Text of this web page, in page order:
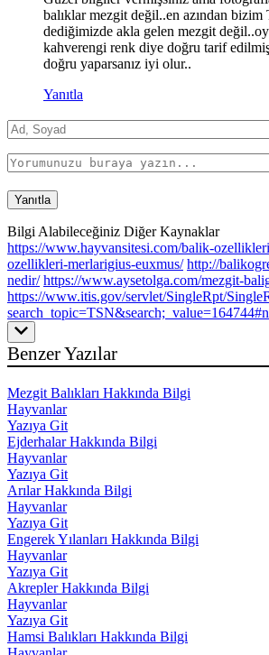
balıklar mezgit değil..en azından
dediğimizde akla gelen mezgit
kahverengi renk diye doğru tarif
doğru yaparsanız iyi olur..
Yanıtla
Bilgi Alabileceğiniz Diğer Kaynaklar
https://www.hayvansitesi.com/balik-
ozellikleri-merlarigius-euxmus/ http://
nedir/ https://www.aysetolga.com/mezgit-
https://www.itis.gov/servlet/SingleRpt/
Benzer Yazılar
Mezgit Balıkları Hakkında Bilgi
Hayvanlar
Yazıya Git
Ejderhalar Hakkında Bilgi
Hayvanlar
Yazıya Git
Arılar Hakkında Bilgi
Hayvanlar
Yazıya Git
Engerek Yılanları Hakkında Bilgi
Hayvanlar
Yazıya Git
Akrepler Hakkında Bilgi
Hayvanlar
Yazıya Git
Hamsi Balıkları Hakkında Bilgi